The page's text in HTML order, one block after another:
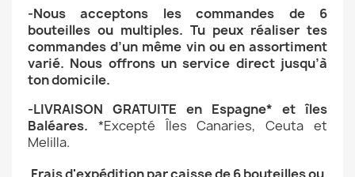
-Nous acceptons les commandes de 6
bouteilles ou multiples. Tu peux réaliser tes
commandes d’un même vin ou en assortiment
varié. Nous offrons un service direct jusqu’à
ton domicile.
-LIVRAISON GRATUITE en Espagne* et îles
Baléares. *ExceptéÎlesCanaries, Ceuta et
Melilla.